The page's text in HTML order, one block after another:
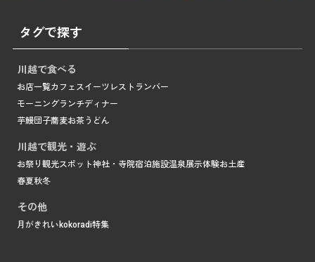
タグで探す
川越で食べる
お店一覧カフェ スイーツ レストランバー
モーニングランチディナー
芋鰻団子蕎麦お茶うどん
川越で観光・遊ぶ
お祭り 観光スポット神社・寺院宿泊施設温泉展示体験お土産
春夏秋冬
その他
月がきれい kokoradi特集